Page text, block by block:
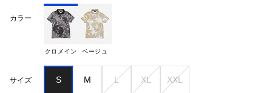
カラー
クロメイン ベージュ
サイズ S M L XL XXL